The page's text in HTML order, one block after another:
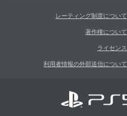
レーティング制度について
著作権について
ライセンス
利用者情報の外部送信について